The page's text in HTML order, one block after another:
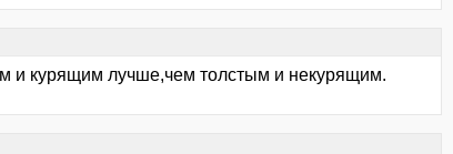
и курящим лучше,чем толстым и некурящим.